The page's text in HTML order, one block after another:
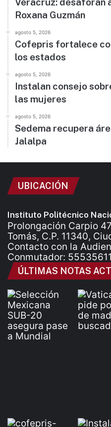
Roxana Guzmán
agosto 5, 2026
Cofepris fortalece
los estados
agosto 5, 2026
Instalan consejo
las mujeres
agosto 5, 2026
Sedema recupera
Jalalpa
UBICACIÓN
Instituto Politécnico
Prolongación Carpio
Tomás, C.P. 11340,
Contacto con la
Conmutador: 55535611
ÚLTIMAS NOTAS